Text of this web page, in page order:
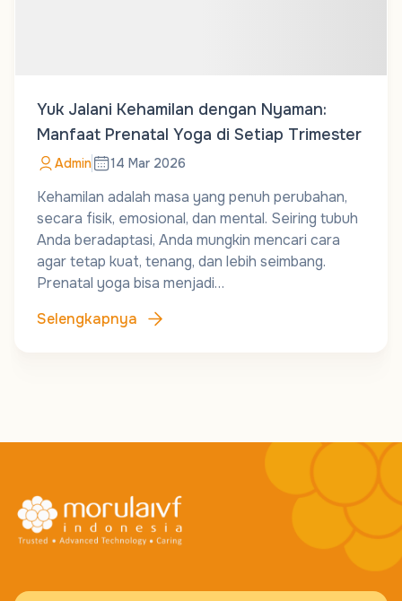
Yuk Jalani Kehamilan dengan Nyaman:
Manfaat Prenatal Yoga di Setiap Trimester
Admin 14 Mar 2026
Kehamilan adalah masa yang penuh perubahan,
secara fisik, emosional, dan mental. Seiring tubuh
Anda beradaptasi, Anda mungkin mencari cara
agar tetap kuat, tenang, dan lebih seimbang.
Prenatal yoga bisa menjadi…
Selengkapnya